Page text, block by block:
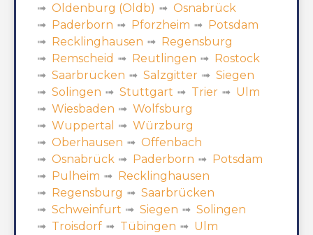
Oldenburg (Oldb)
Osnabrück
Paderborn
Pforzheim
Potsdam
Recklinghausen
Regensburg
Remscheid
Reutlingen
Rostock
Saarbrücken
Salzgitter
Siegen
Solingen
Stuttgart Trier
Ulm
Wiesbaden
Wolfsburg
Wuppertal
Würzburg
Oberhausen
Offenbach
Osnabrück
Paderborn
Potsdam
Pulheim
Recklinghausen
Regensburg
Saarbrücken
Schweinfurt
Siegen
Solingen
Troisdorf
Tübingen
Ulm